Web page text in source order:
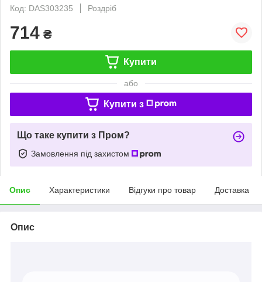
Код: DAS303235
Роздріб
714 ₴
Купити
або
Купити з
Що таке купити з Пром?
Замовлення під захистом
Опис Характеристики Відгуки про товар Доставка
Опис